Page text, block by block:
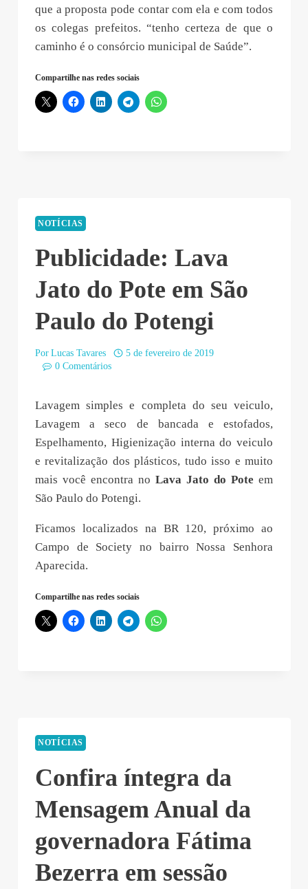
que a proposta pode contar com ela e com todos
os colegas prefeitos. “tenho certeza de que o
caminho é o consórcio municipal de Saúde”.
Compartilhe nas redes sociais
NOTÍCIAS
Publicidade: Lava
Jato do Pote em São
Paulo do Potengi
Por Lucas Tavares
5 de fevereiro de 2019
0 Comentários
Lavagem simples e completa do seu veiculo,
Lavagem a seco de bancada e estofados,
Espelhamento, Higienização interna do veiculo
e revitalização dos plásticos, tudo isso e muito
mais você encontra no Lava Jato do Pote em
São Paulo do Potengi.
Ficamos localizados na BR 120, próximo ao
Campo de Society no bairro Nossa Senhora
Aparecida.
Compartilhe nas redes sociais
NOTÍCIAS
Confira íntegra da
Mensagem Anual da
governadora Fátima
Bezerra em sessão